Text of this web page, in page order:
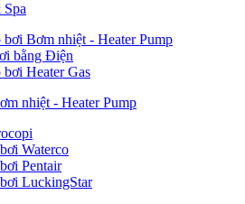
Bơm nhiệt - Heater Pump
bằng Điện
Heater Gas
nhiệt - Heater Pump
Waterco
Pentair
LuckingStar